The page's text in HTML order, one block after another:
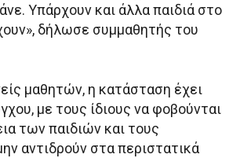
Υπάρχουν και άλλα παιδιά στο
δήλωσε συμμαθητής του
μαθητών, η κατάσταση έχει
με τους ίδιους να φοβούνται
των παιδιών και τους
αντιδρούν στα περιστατικά